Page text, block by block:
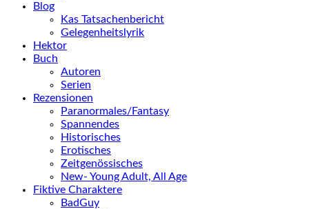
Blog
Kas Tatsachenbericht
Gelegenheitslyrik
Hektor
Buch
Autoren
Serien
Rezensionen
Paranormales/Fantasy
Spannendes
Historisches
Erotisches
Zeitgenössisches
New- Young Adult, All Age
Fiktive Charaktere
BadGuy